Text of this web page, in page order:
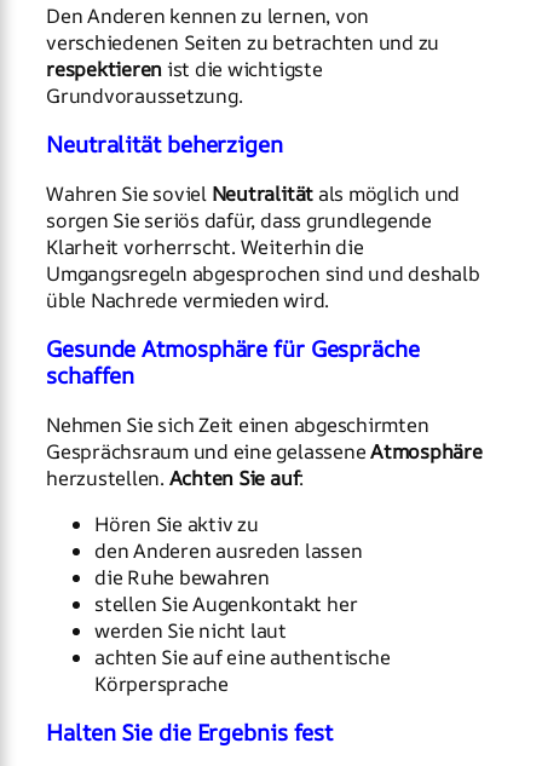
Den Anderen kennen zu lernen, von
verschiedenen Seiten zu betrachten und zu
respektierenist die wichtigste
Grundvoraussetzung.
Neutralität beherzigen
Wahren Sie soviel Neutralitätals möglich und
sorgen Sie seriös dafür, dass grundlegende
Klarheit vorherrscht. Weiterhin die
Umgangsregeln abgesprochen sind und deshalb
üble Nachrede vermieden wird.
Gesunde Atmosphäre für Gespräche
schaffen
Nehmen Sie sich Zeit einen abgeschirmten
Gesprächsraum und eine gelasseneAtmosphäre
herzustellen. Achten Sie auf:
Hören Sie aktiv zu
den Anderen ausreden lassen
die Ruhe bewahren
stellen Sie Augenkontakt her
werden Sie nicht laut
achten Sie auf eine authentische
Körpersprache
Halten Sie die Ergebnis fest